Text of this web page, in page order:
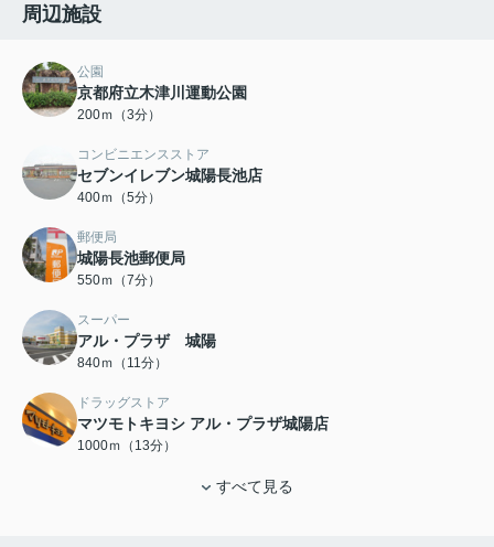
周辺施設
公園
京都府立木津川運動公園
200ｍ（3分）
コンビニエンスストア
セブンイレブン城陽長池店
400ｍ（5分）
郵便局
城陽長池郵便局
550ｍ（7分）
スーパー
アル・プラザ 城陽
840ｍ（11分）
ドラッグストア
マツモトキヨシ アル・プラザ城陽店
1000ｍ（13分）
すべて見る